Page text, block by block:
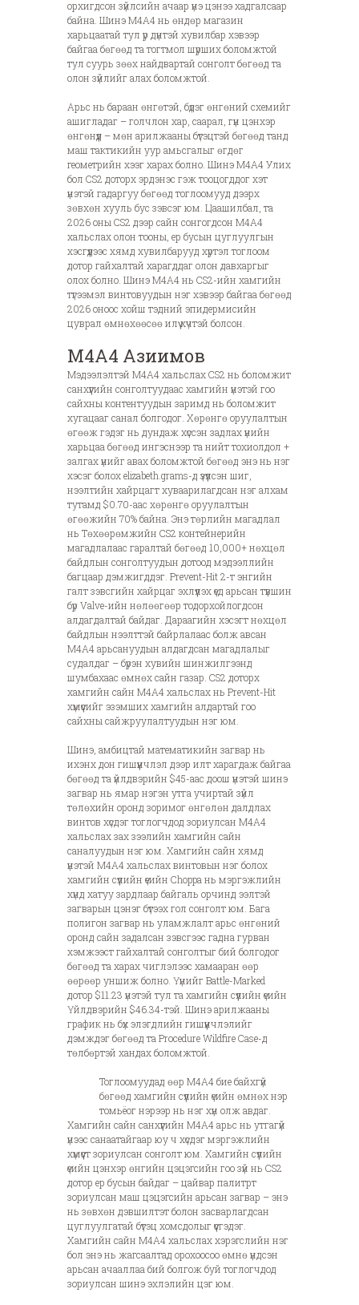
орхигдсон зүйлсийн ачаар үнэ цэнээ хадгалсаар
байна. Шинэ M4A4 нь өндөр магазин
харьцаатай тул үр дүнтэй хувилбар хэвээр
байгаа бөгөөд та тогтмол шүрших боломжтой
тул суурь зөөх найдвартай сонголт бөгөөд та
олон зүйлийг алах боломжтой.
Арьс нь бараан өнгөтэй, бүдэг өнгөний схемийг
ашигладаг – голчлон хар, саарал, гүн цэнхэр
өнгөнүүд – мөн арилжааны бүтэцтэй бөгөөд танд
маш тактикийн уур амьсгалыг өгдөг
геометрийн хээг харах болно. Шинэ M4A4 Улих
бол CS2 доторх эрдэнэс гэж тооцогддог хэт
үнэтэй гадаргуу бөгөөд тоглоомууд дээрх
зөвхөн хууль бус зэвсэг юм. Цаашилбал, та
2026 оны CS2 дээр сайн сонгогдсон M4A4
хальслах олон тооны, ер бусын цуглуулгын
хэсгүүдээс хямд хувилбарууд хүртэл тоглоом
дотор гайхалтай харагддаг олон давхаргыг
олох болно. Шинэ M4A4 нь CS2-ийн хамгийн
түгээмэл винтовуудын нэг хэвээр байгаа бөгөөд
2026 оноос хойш тэдний эпидермисийн
цуврал өмнөхөөсөө илүү хүчтэй болсон.
M4A4 Азиимов
Мэдээлэлтэй M4A4 хальслах CS2 нь боломжит
санхүүгийн сонголтуудаас хамгийн үнэтэй гоо
сайхны контентуудын заримд нь боломжит
хугацааг санал болгодог. Хөрөнгө оруулалтын
өгөөж гэдэг нь дундаж хүссэн задлах үнийн
харьцаа бөгөөд ингэснээр та нийт тохиолдол +
залгах үнийг авах боломжтой бөгөөд энэ нь нэг
хэсэг болох elizabeth.grams-д үзүүлсэн шиг,
нээлтийн хайрцагт хуваарилагдсан нэг алхам
тутамд $0.70-аас хөрөнгө оруулалтын
өгөөжийн 70% байна. Энэ төрлийн магадлал
нь Төхөөрөмжийн CS2 контейнерийн
магадлалаас гаралтай бөгөөд 10,000+ нөхцөл
байдлын сонголтуудын дотоод мэдээллийн
багцаар дэмжигддэг. Prevent-Hit 2-т энгийн
галт зэвсгийн хайрцаг эхлүүлэх үед арьсан түвшин
бүр Valve-ийн нөлөөгөөр тодорхойлогдсон
алдагдалтай байдаг. Дараагийн хэсэгт нөхцөл
байдлын нээлттэй байрлалаас болж авсан
M4A4 арьсануудын алдагдсан магадлалыг
судалдаг – бүрэн хувийн шинжилгээнд
шумбахаас өмнөх сайн газар. CS2 доторх
хамгийн сайн M4A4 хальслах нь Prevent-Hit
хүмүүсийг эзэмших хамгийн алдартай гоо
сайхны сайжруулалтуудын нэг юм.
Шинэ, амбицтай математикийн загвар нь
ихэнх дон гишүүнчлэл дээр илт харагдаж байгаа
бөгөөд та үйлдвэрийн $45-аас доош үнэтэй шинэ
загвар нь ямар нэгэн утга учиртай зүйл
төлөхийн оронд зоримог өнгөлөн далдлах
винтов хүсдэг тоглогчдод зориулсан M4A4
хальслах зах зээлийн хамгийн сайн
саналуудын нэг юм. Хамгийн сайн хямд
үнэтэй M4A4 хальслах винтовын нэг болох
хамгийн сүүлийн үеийн Choppa нь мэргэжлийн
хүнд хатуу зардлаар байгаль орчинд ээлтэй
загварын цэнэг бүтээх гол сонголт юм. Бага
полигон загвар нь уламжлалт арьс өнгөний
оронд сайн задалсан зэвсгээс гадна гурван
хэмжээст гайхалтай сонголтыг бий болгодог
бөгөөд та харах чиглэлээс хамааран өөр
өөрөөр уншиж болно. Үүнийг Battle-Marked
дотор $11.23 үнэтэй тул та хамгийн сүүлийн үеийн
Үйлдвэрийн $46.34-тэй. Шинэ арилжааны
график нь бүх элэгдлийн гишүүнчлэлийг
дэмждэг бөгөөд та Procedure Wildfire Case-д
төлбөртэй хандах боломжтой.
Тоглоомуудад өөр M4A4 бие байхгүй
бөгөөд хамгийн сүүлийн үеийн өмнөх нэр
томьёог нэрээр нь нэг хүн олж авдаг.
Хамгийн сайн санхүүгийн M4A4 арьс нь утгагүй
үнээс санаатайгаар юу ч хүсдэг мэргэжлийн
хүмүүст зориулсан сонголт юм. Хамгийн сүүлийн
үеийн цэнхэр өнгийн цэцэгсийн гоо зүй нь CS2
дотор ер бусын байдаг – цайвар палитрт
зориулсан маш цэцэгсийн арьсан загвар – энэ
нь зөвхөн дэвшилтэт болон засварлагдсан
цуглуулгатай бүтэц хомсдолыг үүсгэдэг.
Хамгийн сайн M4A4 хальслах хэрэгслийн нэг
бол энэ нь жагсаалтад орохоосоо өмнө үндсэн
арьсан ачааллаа бий болгож буй тоглогчдод
зориулсан шинэ эхлэлийн цэг юм.